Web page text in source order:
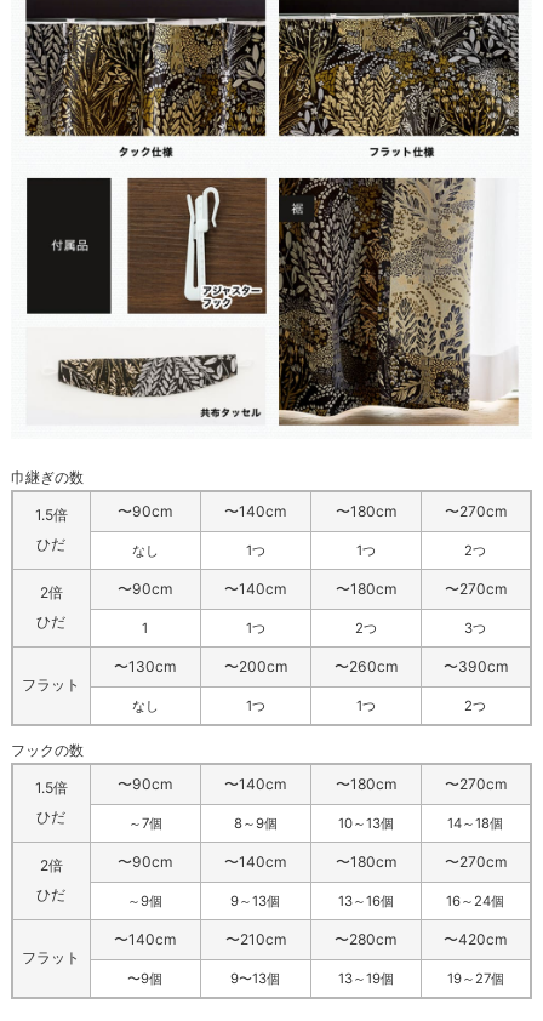
巾継ぎの数
1.5倍
ひだ
〜90cm 〜140cm 〜180cm 〜270cm
なし 1つ 1つ 2つ
2倍
ひだ
〜90cm 〜140cm 〜180cm 〜270cm
1 1つ 2つ 3つ
フラット
〜130cm 〜200cm 〜260cm 〜390cm
なし 1つ 1つ 2つ
フックの数
1.5倍
ひだ
〜90cm 〜140cm 〜180cm 〜270cm
～7個 8～9個 10～13個 14～18個
2倍
ひだ
〜90cm 〜140cm 〜180cm 〜270cm
～9個 9～13個 13～16個 16～24個
フラット
〜140cm 〜210cm 〜280cm 〜420cm
〜9個 9〜13個 13～19個 19～27個